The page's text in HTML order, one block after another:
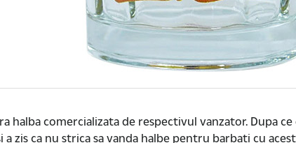
halba comercializata de respectivul vanzator. Dupa
zis ca nu strica sa vanda halbe pentru barbati cu